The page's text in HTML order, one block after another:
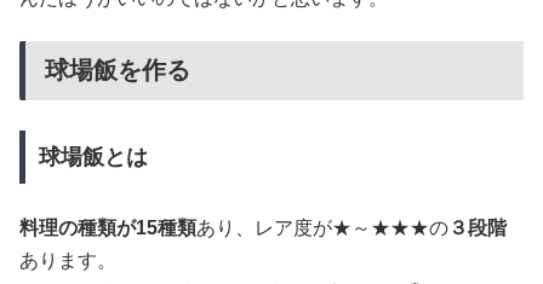
球場飯を作る
球場飯とは
料理の種類が15種類あり、レア度が★～★★★の ３段階
あります。